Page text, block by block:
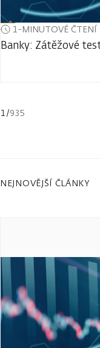
1-MINUTOVÉ ČTENÍ
Banky: Zátěžové
1/935
NEJNOVĚJŠÍ ČLÁNKY